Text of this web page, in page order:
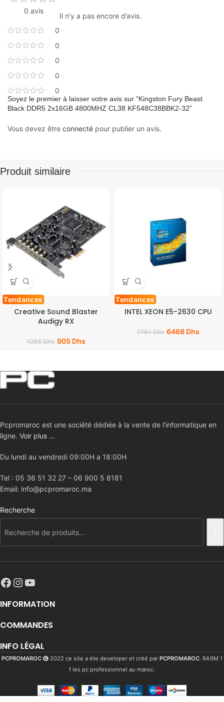
0 avis
0
0
0
0
0
Il n’y a pas encore d’avis.
Soyez le premier à laisser votre avis sur “Kingston Fury Beast
Black DDR5 2x16GB 4800MHZ CL38 KF548C38BBK2-32”
Vous devez être connecté pour publier un avis.
Produit similaire
Tendances
Creative Sound Blaster
Audigy RX
1086Dhs 905 Dhs
Tendances
INTEL XEON E5-2630 CPU
7761Dhs 6468 Dhs
Pcpromaroc est une société dédiée à la vente de l’informatique en
ligne. Voir plus …
Du lundi au vendredi 09:00H a 18:00H
Tel : 05 36 51 32 27 – 06 900 5 8181
Email: info@pcpromaroc.ma
Recherche
INFORMATION
COMMANDES
INFO LÉGAL
PCPROMAROC 2022 ce site a éte developer et créé par PCPROMAROC. RA9M 1
f les pc professionnel au maroc.